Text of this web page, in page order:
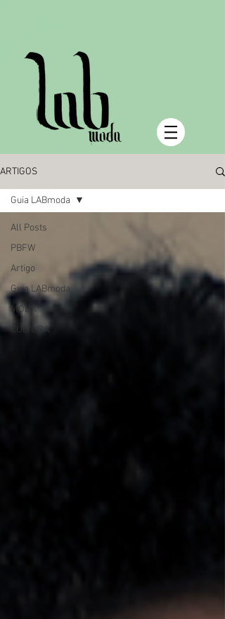
ARTIGOS
All Posts
PBFW
Artigo
Guia LABmoda
MODA
CULTURA
Guia LABmoda